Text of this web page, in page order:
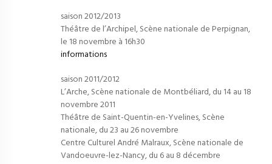
saison 2012/2013
Théâtre de l’Archipel, Scène nationale de Perpignan,
le 18 novembre à 16h30
informations
saison 2011/2012
L’Arche, Scène nationale de Montbéliard, du 14 au 18
novembre 2011
Théâtre de Saint-Quentin-en-Yvelines, Scène
nationale, du 23 au 26 novembre
Centre Culturel André Malraux, Scène nationale de
Vandoeuvre-lez-Nancy, du 6 au 8 décembre